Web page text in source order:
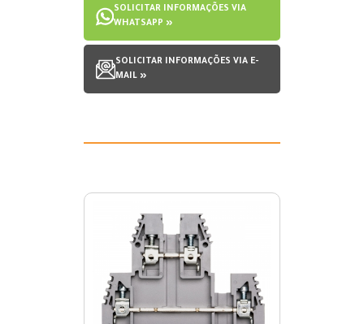
SOLICITAR INFORMAÇÕES VIA
WHATSAPP »
SOLICITAR INFORMAÇÕES VIA E-
MAIL »